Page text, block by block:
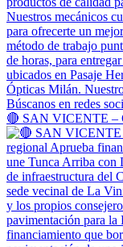
🔴 SAN VICENTE –